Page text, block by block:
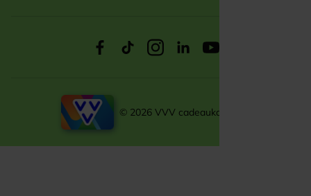
© 2026 VVV cadeaukaarten